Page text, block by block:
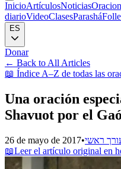
InicioArtículosNoticias
diarioVideoClasesParashá
ES
Donar
← Back to All Articles
📖 Índice A–Z de todas las
Una oración
Shavuot por el
26 de mayo de 2017•ראשי
📖Leer el artículo original en